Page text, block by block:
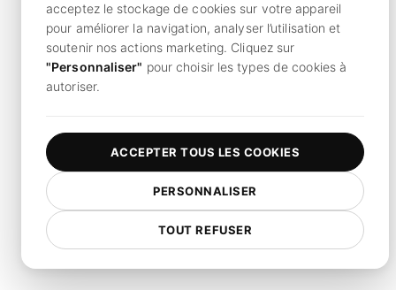
Conditions d`utilisationetPolitique de confidentialité.
acceptez le stockage de cookies sur votre appareil
pour améliorer la navigation, analyser l’utilisation et
soutenir nos actions marketing. Cliquez sur
"Personnaliser" pour choisir les types de cookies à
autoriser.
TOUT REFUSER
PERSONNALISER
ACCEPTER TOUS LES COOKIES